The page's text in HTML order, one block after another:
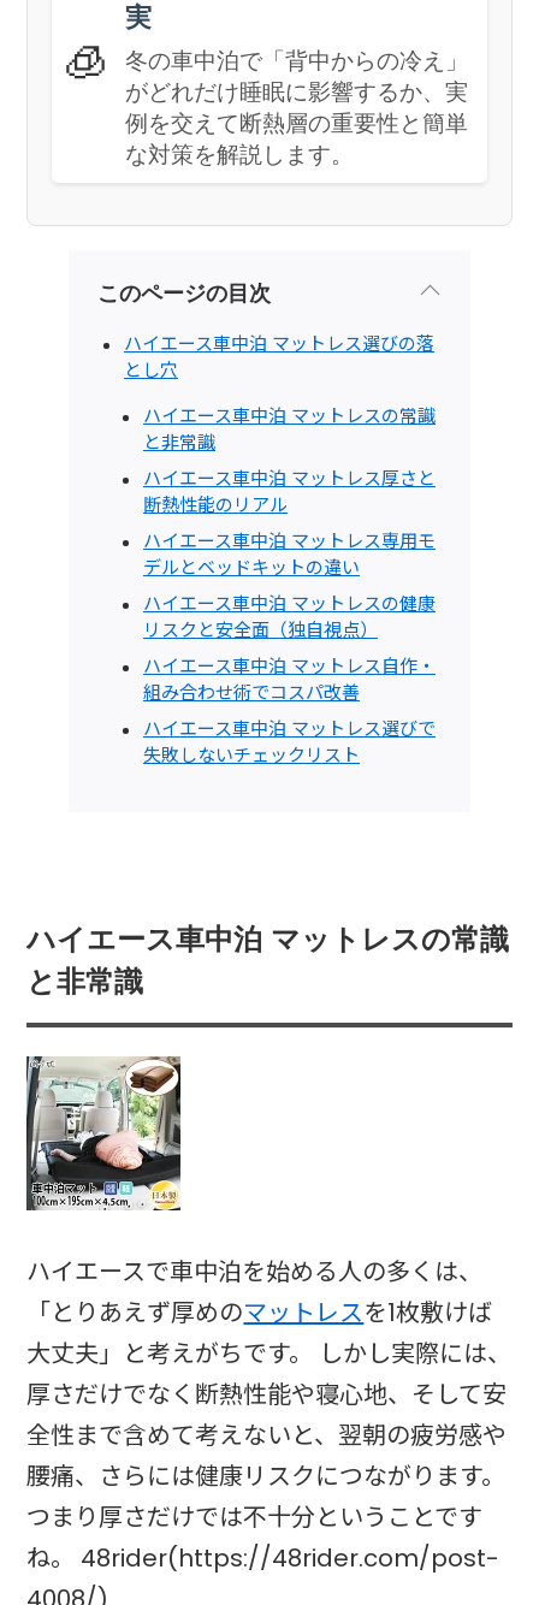
🧊
実
冬の車中泊で「背中からの冷え」
がどれだけ睡眠に影響するか、実
例を交えて断熱層の重要性と簡単
な対策を解説します。
このページの目次
ハイエース車中泊 マットレス選びの落
とし穴
ハイエース車中泊 マットレスの常識
と非常識
ハイエース車中泊 マットレス厚さと
断熱性能のリアル
ハイエース車中泊 マットレス専用モ
デルとベッドキットの違い
ハイエース車中泊 マットレスの健康
リスクと安全面（独自視点）
ハイエース車中泊 マットレス自作・
組み合わせ術でコスパ改善
ハイエース車中泊 マットレス選びで
失敗しないチェックリスト
ハイエース車中泊 マットレスの常識
と非常識
ハイエースで車中泊を始める人の多くは、
「とりあえず厚めのマットレスを1枚敷けば
大丈夫」と考えがちです。 しかし実際には、
厚さだけでなく断熱性能や寝心地、そして安
全性まで含めて考えないと、翌朝の疲労感や
腰痛、さらには健康リスクにつながります。
つまり厚さだけでは不十分ということです
ね。 48rider(https://48rider.com/post-